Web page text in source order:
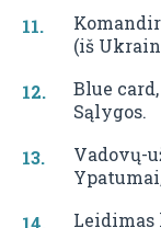
(iš
Blue
Sąlygos.
Vadovų-